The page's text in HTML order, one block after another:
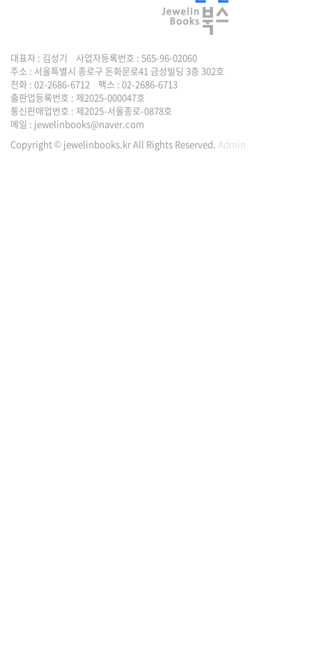
대표자 : 김성기 사업자등록번호 : 565-96-02060
주소 : 서울특별시 종로구 돈화문로41 금성빌딩 3층 302호
전화 : 02-2686-6712 팩스 : 02-2686-6713
출판업등록번호 : 제2025-000047호
통신판매업번호 : 제2025-서울종로-0878호
메일 : jewelinbooks@naver.com
Copyright © jewelinbooks.kr All Rights Reserved. Admin